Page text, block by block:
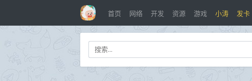
首页 网络 开发 资源 游戏 小涛 发卡